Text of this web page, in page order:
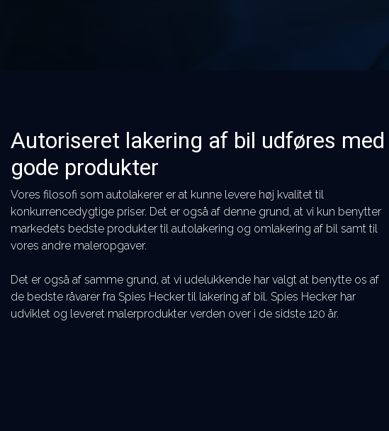
Autoriseret lakering af bil udføres med
gode produkter
Vores filosofi som autolakerer er at kunne levere høj kvalitet til
konkurrencedygtige priser. Det er også af denne grund, at vi kun benytter
markedets bedste produkter til autolakering og omlakering af bil samt til
vores andre maleropgaver.
Det er også af samme grund, at vi udelukkende har valgt at benytte os af
de bedste råvarer fra Spies Hecker til lakering af bil. Spies Hecker har
udviklet og leveret malerprodukter verden over i de sidste 120 år.